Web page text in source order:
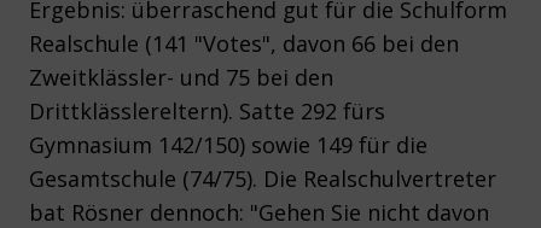
Ergebnis: überraschend gut für die Schulform
Realschule (141 "Votes", davon 66 bei den
Zweitklässler- und 75 bei den
Drittklässlereltern). Satte 292 fürs
Gymnasium 142/150) sowie 149 für die
Gesamtschule (74/75). Die Realschulvertreter
bat Rösner dennoch: "Gehen Sie nicht davon